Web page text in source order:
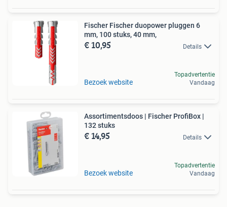
Fischer Fischer duopower pluggen 6
mm, 100 stuks, 40 mm,
€ 10,95 Details
Bezoek website
Topadvertentie
Vandaag
Assortimentsdoos | Fischer ProfiBox |
132 stuks
€ 14,95 Details
Bezoek website
Topadvertentie
Vandaag